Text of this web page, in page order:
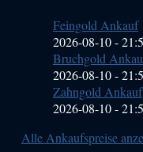
(Primary)
Feingold Ankauf
2026-08-10 -
Bruchgold
2026-08-10 -
Zahngold Ankauf
2026-08-10 -
Alle Ankaufspreise